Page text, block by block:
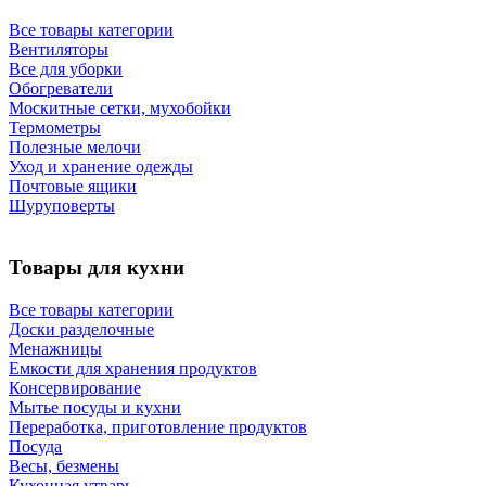
Все товары категории
Вентиляторы
Все для уборки
Обогреватели
Москитные сетки, мухобойки
Термометры
Полезные мелочи
Уход и хранение одежды
Почтовые ящики
Шуруповерты
Товары для кухни
Все товары категории
Доски разделочные
Менажницы
Емкости для хранения продуктов
Консервирование
Мытье посуды и кухни
Переработка, приготовление продуктов
Посуда
Весы, безмены